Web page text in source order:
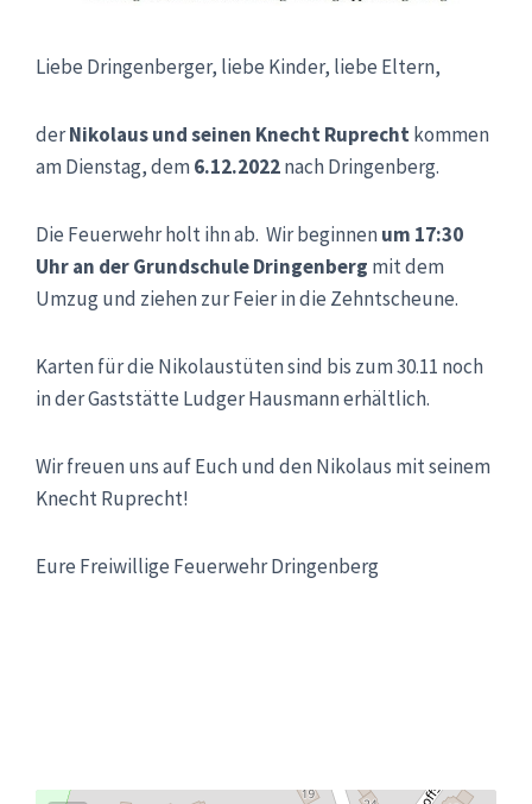
Liebe Dringenberger, liebe Kinder, liebe Eltern,
derNikolaus und seinen Knecht Ruprechtkommen
am Dienstag, dem6.12.2022nach Dringenberg.
Die Feuerwehr holt ihn ab. Wir beginnenum 17:30
Uhr an der Grundschule Dringenberg mit dem
Umzug und ziehen zur Feier in die Zehntscheune.
Karten für die Nikolaustüten sind bis zum 30.11 noch
in der Gaststätte Ludger Hausmann erhältlich.
Wir freuen uns auf Euch und den Nikolaus mit seinem
Knecht Ruprecht!
Eure Freiwillige Feuerwehr Dringenberg